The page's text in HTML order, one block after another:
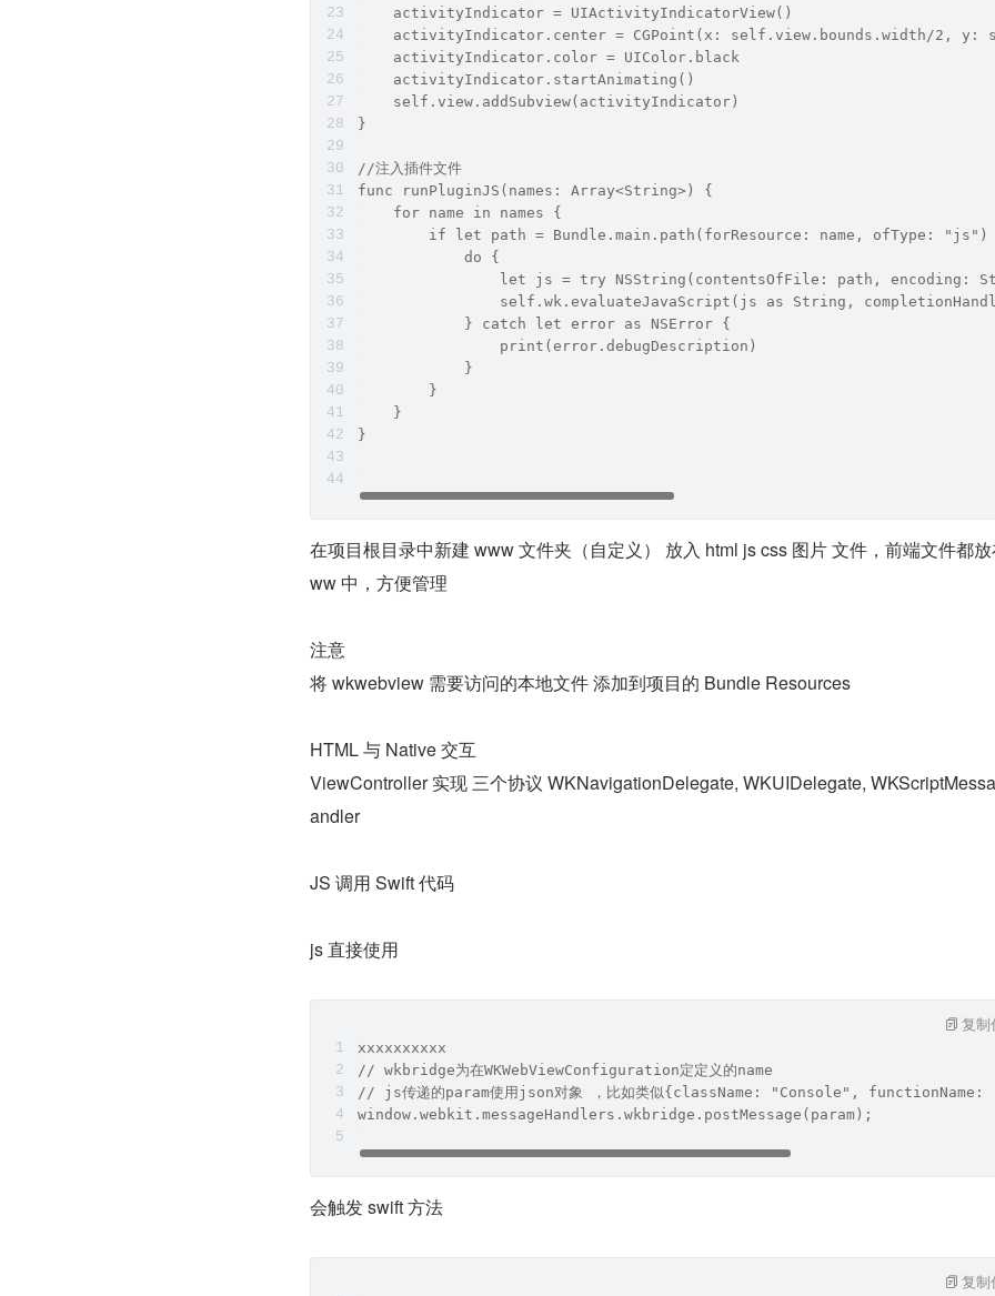
    activityIndicator = UIActivityIndicatorView()
activityIndicator.center = CGPoint(x: self.view.bounds.width/2, y:
    activityIndicator.color = UIColor.black
    activityIndicator.startAnimating()
    self.view.addSubview(activityIndicator)
}
//注入插件文件
func runPluginJS(names: Array<String>) {
    for name in names {
if let path = Bundle.main.path(forResource: name, ofType: "js")
            do {
let js = try NSString(contentsOfFile: path, encoding:
self.wk.evaluateJavaScript(js as String,
            } catch let error as NSError {
                print(error.debugDescription)
            }
        }
    }
}
在项目根目录中新建 www 文件夹（自定义） 放入 html js css 图片 文件，前端文件都
ww 中，方便管理
注意
将 wkwebview 需要访问的本地文件 添加到项目的 Bundle Resources
HTML 与 Native 交互
ViewController 实现 三个协议 WKNavigationDelegate, WKUIDelegate,
andler
JS 调用 Swift 代码
js 直接使用
xxxxxxxxxx
// wkbridge为在WKWebViewConfiguration定定义的name
// js传递的param使用json对象 ，比如类似{className: "Console",
window.webkit.messageHandlers.wkbridge.postMessage(param);
复制
会触发 swift 方法
复制